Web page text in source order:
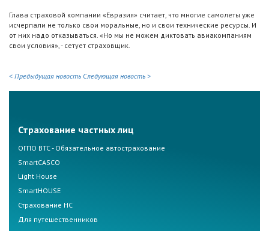
Глава страховой компании «Евразия» считает, что многие самолеты уже
исчерпали не только свои моральные, но и свои технические ресурсы. И
от них надо отказываться. «Но мы не можем диктовать авиакомпаниям
свои условия», - сетует страховщик.
< Предыдущая новость Следующая новость >
Страхование частных лиц
ОГПО ВТС - Обязательное автострахование
SmartCASCO
Light House
SmartHOUSE
Страхование НС
Для путешественников